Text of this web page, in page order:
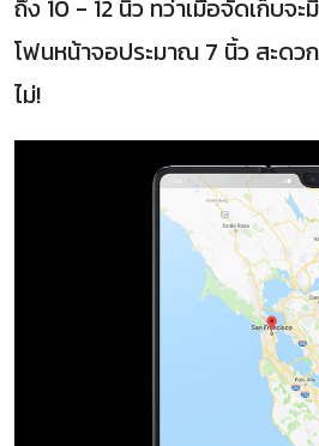
ถึง 10 - 12 นิ้ว ทว่าเมื่อจัดเก็บจ
โฟนหน้าจอประมาณ 7 นิ้ว สะดว
ไม่!